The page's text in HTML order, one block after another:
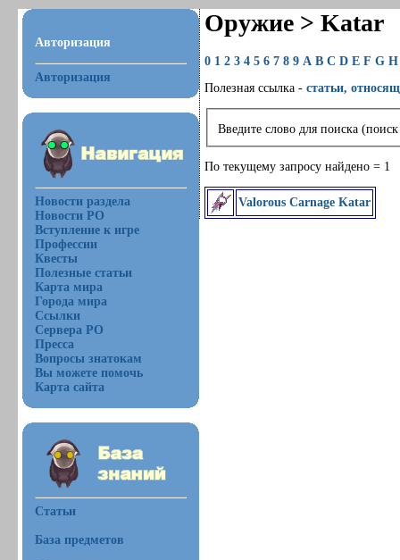
Авторизация
Авторизация
Новости раздела
Новости РО
Вступление к игре
Профессии
Квесты
Полезные статьи
Карта мира
Города мира
Ссылки
Сервера РО
Пресса
Вопросы знатокам
Вы можете помочь
Карта сайта
Статьи
База предметов
Оружие > Katar
0 1 2 3 4 5 6 7 8 9 A B C D E F G H
Полезная ссылка -статьи,
Введите слово для поиска
По текущему запросу найдено = 1
Valorous Carnage Katar